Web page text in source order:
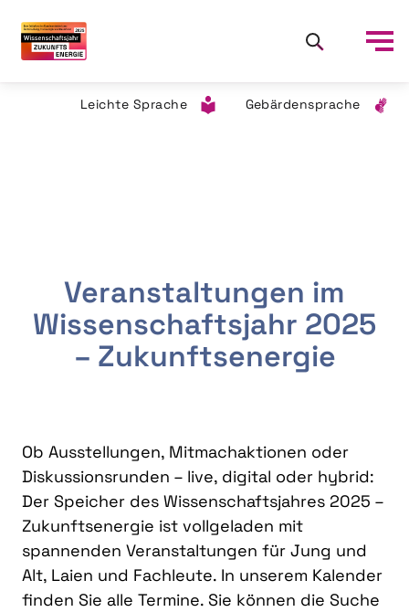
Leichte Sprache Gebärdensprache
Veranstaltungen im
Wissenschaftsjahr 2025
– Zukunftsenergie
Ob Ausstellungen, Mitmachaktionen oder
Diskussionsrunden – live, digital oder hybrid:
Der Speicher des Wissenschaftsjahres 2025 –
Zukunftsenergie ist vollgeladen mit
spannenden Veranstaltungen für Jung und
Alt, Laien und Fachleute. In unserem Kalender
finden Sie alle Termine. Sie können die Suche